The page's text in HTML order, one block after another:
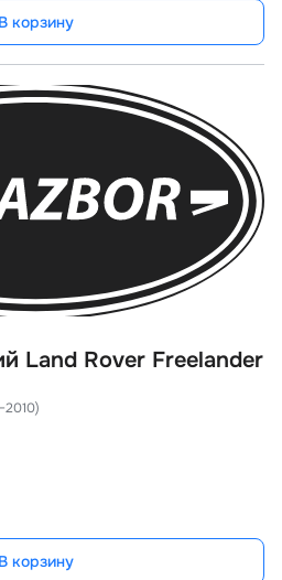
В корзину
Land Rover Freelander
В корзину